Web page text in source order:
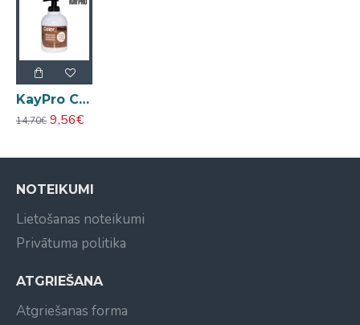
atkarībā no vēlamās krāsas intensitātes un
KayPro Color Mask Chestnut kastaņu barojoša krāsa-maska 300ml
14,70€ 9,56€
NOTEIKUMI
Lietošanas noteikumi
Privātuma politika
ATGRIEŠANA
Atgriešanas forma